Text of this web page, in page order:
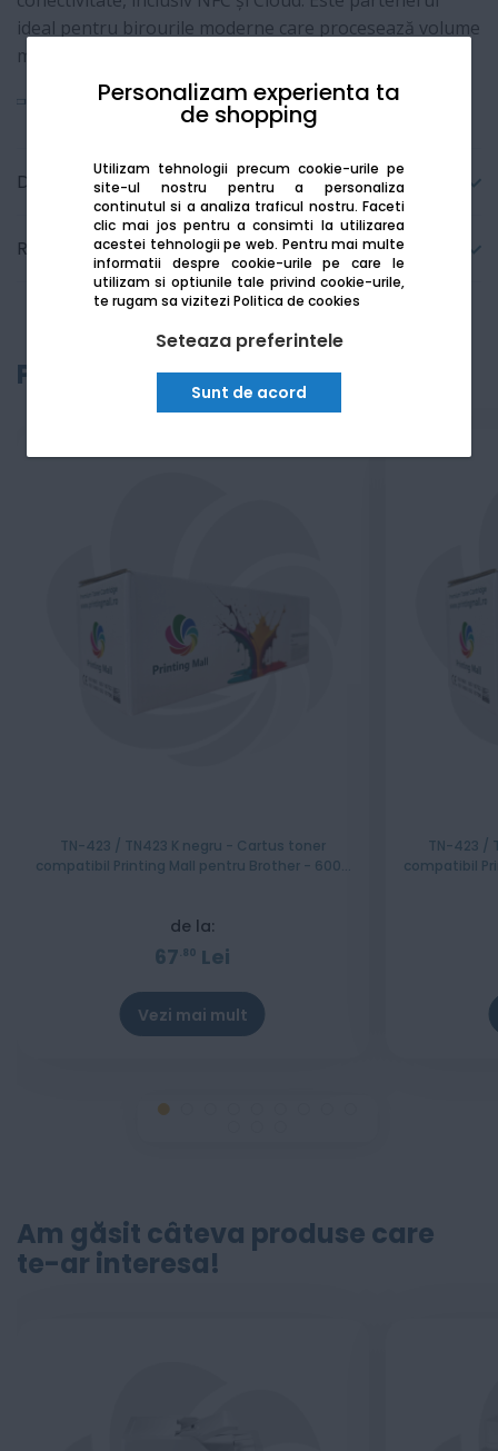
Personalizam experienta ta
de shopping
Utilizam tehnologii precum cookie-urile pe
site-ul nostru pentru a personaliza
continutul si a analiza traficul nostru. Faceti
clic mai jos pentru a consimti la utilizarea
acestei tehnologii pe web. Pentru mai multe
informatii despre cookie-urile pe care le
utilizam si optiunile tale privind cookie-urile,
te rugam sa viziteziPolitica de cookies
Seteaza preferintele
Sunt de acord
ideal pentru birourile moderne care procesează volume
mari de documente.
Vezi mai mult
Detalii tehnice
Recenzii
Produse recomandate
TN-423 / TN423 K negru - Cartus toner
compatibil Printing Mall pentru Brother - 6000
de la:
67 80 Lei
Vezi mai mult
TN-423 /
compatibil
Am găsit câteva produse care
te-ar interesa!